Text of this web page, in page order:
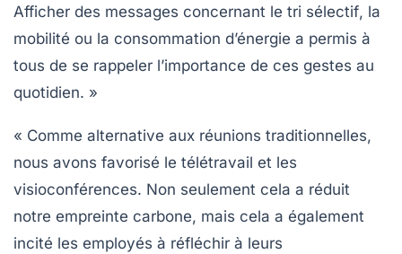
Afficher des messages concernant le tri sélectif, la
mobilité ou la consommation d’énergie a permis à
tous de se rappeler l’importance de ces gestes au
quotidien. »
« Comme alternative aux réunions traditionnelles,
nous avons favorisé le télétravail et les
visioconférences. Non seulement cela a réduit
notre empreinte carbone, mais cela a également
incité les employés à réfléchir à leurs